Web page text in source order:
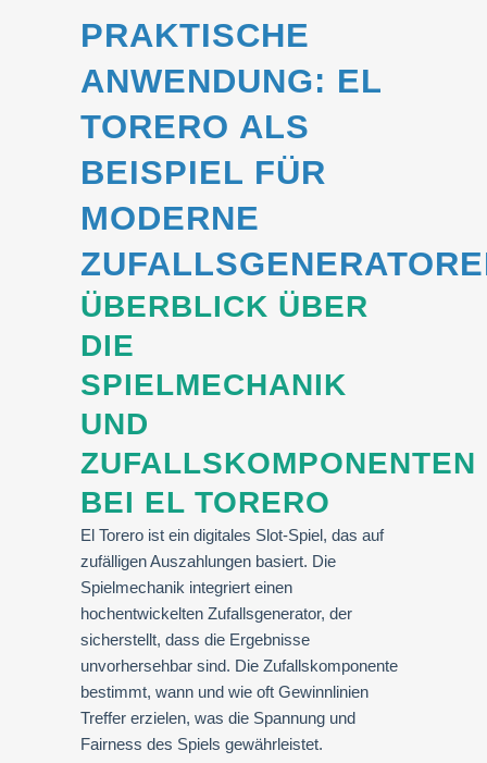
PRAKTISCHE
ANWENDUNG: EL
TORERO ALS
BEISPIEL FÜR
MODERNE
ÜBERBLICK ÜBER
DIE
SPIELMECHANIK
UND
ZUFALLSKOMPONENTEN
BEI EL TORERO
El Torero ist ein digitales Slot-Spiel, das auf
zufälligen Auszahlungen basiert. Die
Spielmechanik integriert einen
hochentwickelten Zufallsgenerator, der
sicherstellt, dass die Ergebnisse
unvorhersehbar sind. Die Zufallskomponente
bestimmt, wann und wie oft Gewinnlinien
Treffer erzielen, was die Spannung und
Fairness des Spiels gewährleistet.